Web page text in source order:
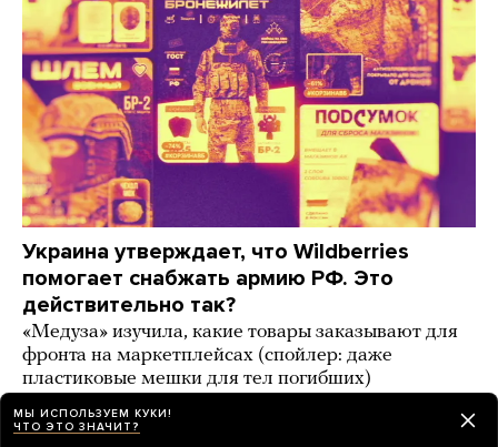
Украина утверждает, что Wildberries
помогает снабжать армию РФ. Это
действительно так?
«Медуза» изучила, какие товары заказывают для
фронта на маркетплейсах (спойлер: даже
пластиковые мешки для тел погибших)
ИСТОРИИ 6 дней назад
МЫ ИСПОЛЬЗУЕМ КУКИ!
ЧТО ЭТО ЗНАЧИТ?